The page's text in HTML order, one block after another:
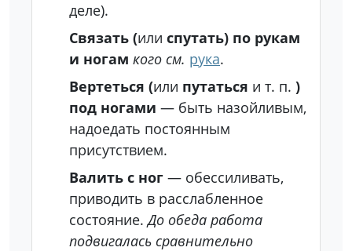
деле).
Связать (или спутать) по рукам
и ногам кого см. рука.
Вертеться (или путаться и т. п. )
под ногами — быть назойливым,
надоедать постоянным
присутствием.
Валить с ног — обессиливать,
приводить в расслабленное
состояние.До обеда работа
подвигалась сравнительно